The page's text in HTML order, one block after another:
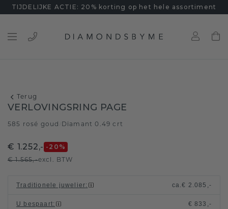
TIJDELIJKE ACTIE: 20% korting op het hele assortiment
Terug
VERLOVINGSRING PAGE
585 rosé goud Diamant 0.49 crt
€ 1.252,- -20 %
€ 1.565,-excl. BTW
Traditionele juwelier: ca.€ 2.085,-
U bespaart: € 833,-